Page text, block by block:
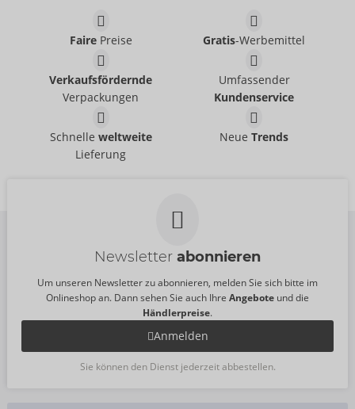
99,95 €
Humbler
- ORION Brand
Harness-Set aus Leder
- ORION Brand
249,00 €
Brustharness aus
Brustharness aus
FairePreise Gratis-Werbemittel
Verkaufsfördernde
Verpackungen
Umfassender
Kundenservice
Schnelle weltweite
Lieferung
NeueTrends
Newsletter abonnieren
Um unseren Newsletter zu abonnieren, melden Sie sich bitte im
Onlineshop an. Dann sehen Sie auch Ihre Angebote und die
Händlerpreise.
Anmelden
Sie können den Dienst jederzeit abbestellen.